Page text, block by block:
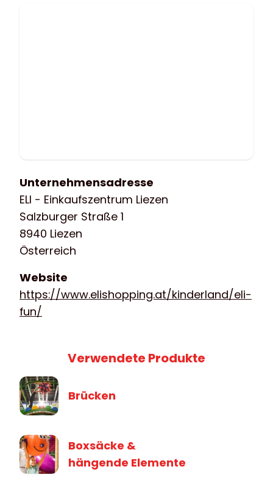
Unternehmensadresse
ELI - Einkaufszentrum Liezen
Salzburger Straße 1
8940 Liezen
Österreich
Website
https://www.elishopping.at/kinderland/eli-
fun/
Verwendete Produkte
Brücken
Boxsäcke &
hängende Elemente